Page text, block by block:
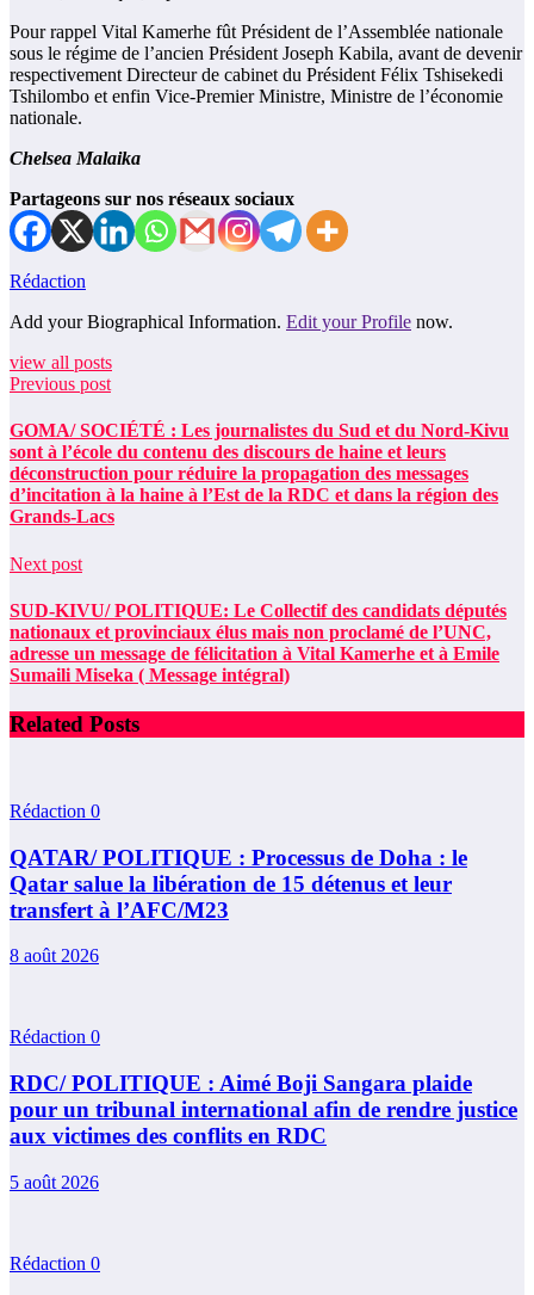
Pour rappel Vital Kamerhe fût Président de l’Assemblée nationale
sous le régime de l’ancien Président Joseph Kabila, avant de devenir
respectivement Directeur de cabinet du Président Félix Tshisekedi
Tshilombo et enfin Vice-Premier Ministre, Ministre de l’économie
nationale.
Chelsea Malaika
Partageons sur nos réseaux sociaux
Rédaction
Add your Biographical Information. Edit your Profile now.
view all posts
Previous post
GOMA/ SOCIÉTÉ : Les journalistes du Sud et du Nord-Kivu
sont à l’école du contenu des discours de haine et leurs
déconstruction pour réduire la propagation des messages
d’incitation à la haine à l’Est de la RDC et dans la région des
Grands-Lacs
Next post
SUD-KIVU/ POLITIQUE: Le Collectif des candidats députés
nationaux et provinciaux élus mais non proclamé de l’UNC,
adresse un message de félicitation à Vital Kamerhe et à Emile
Sumaili Miseka ( Message intégral)
Related Posts
Rédaction 0
QATAR/ POLITIQUE : Processus de Doha : le
Qatar salue la libération de 15 détenus et leur
transfert à l’AFC/M23
8 août 2026
Rédaction 0
RDC/ POLITIQUE : Aimé Boji Sangara plaide
pour un tribunal international afin de rendre justice
aux victimes des conflits en RDC
5 août 2026
Rédaction 0